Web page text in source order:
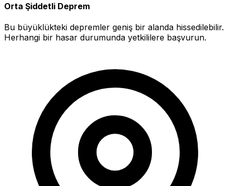
Orta Şiddetli Deprem
Bu büyüklükteki depremler geniş bir alanda hissedilebilir.
Herhangi bir hasar durumunda yetkililere başvurun.